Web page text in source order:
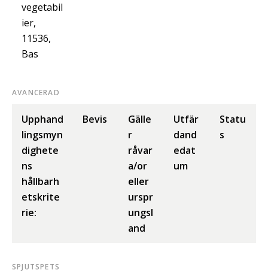
vegetabil
ier,
11536,
Bas
AVANCERAD
Upphand
lingsmyn
dighete
ns
hållbarh
etskrite
rie:
Bevis
Gälle
r
råvar
a/or
eller
urspr
ungsl
and
Utfär
dand
edat
um
Statu
s
SPJUTSPETS